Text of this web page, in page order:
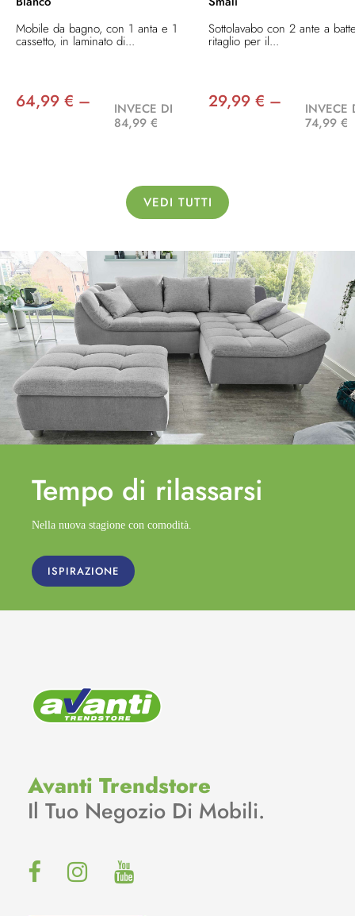
Mobile da bagno, con 1 anta e 1
cassetto, in laminato di...
64,99 € –
INVECE DI
84,99 €
Sottolavabo con 2 ante a
ritaglio per il...
29,99 € –
INVECE
74,99 €
VEDI TUTTI
Tempo di rilassarsi
Nella nuova stagione con comodità.
ISPIRAZIONE
Avanti Trendstore
Il Tuo Negozio Di Mobili.